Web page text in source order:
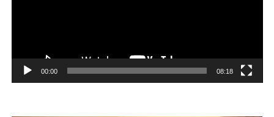
00:00 08:18